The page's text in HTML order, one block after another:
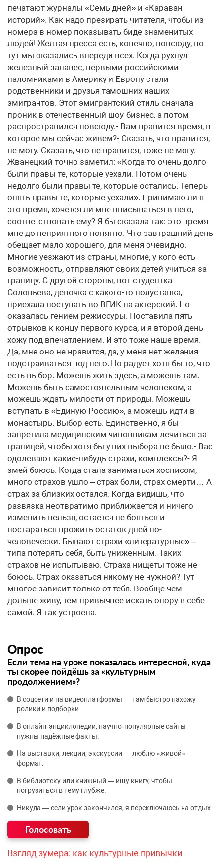
Опрос
Если тема на уроке показалась интересной, куда
ты скорее пойдёшь за «культурным
продолжением»?
В соцсети и на видеоплатформы — там быстро нахожу
ролики и подборки.
В онлайн‑энциклопедии, научно‑популярные сайты —
нужны надёжные факты.
На выставки, лекции, экскурсии — люблю «живой»
формат.
В библиотеку или книжный — ищу книгу, чтобы
погрузиться в тему глубже.
Никуда — если урок закончился, я переключаюсь на отдых.
Взгляд зумера: как культурные привычки